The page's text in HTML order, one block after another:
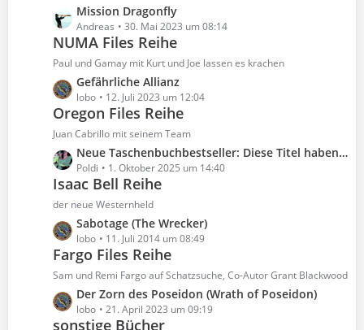
e
L
e
t
z
e
B
i
t
r
ä
g
e
Mission Dragonfly
Andreas 30. Mai 2023 um 08:14
NUMA Files Reihe
Paul und Gamay mit Kurt und Joe lassen es krachen
L
e
t
z
e
B
i
t
r
ä
g
e
Gefährliche Allianz
lobo 12. Juli 2023 um 12:04
Oregon Files Reihe
Juan Cabrillo mit seinem Team
L
e
z
e
B
i
t
r
Neue Taschenbuchbestseller: Diese Titel haben es auf die Liste geschafft
Poldi 1. Oktober 2025 um 14:40
Isaac Bell Reihe
der neue Westernheld
L
e
t
z
e
B
Sabotage (The Wrecker)
lobo 11. Juli 2014 um 08:49
Fargo Files Reihe
Sam und Remi Fargo auf Schatzsuche, Co-Autor Grant Blackwood
L
e
t
Der Zorn des Poseidon (Wrath of Poseidon)
lobo 21. April 2023 um 09:19
sonstige Bücher